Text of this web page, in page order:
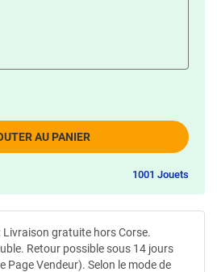
AU PANIER
1001 Jouets
Livraison gratuite hors Corse.
Retour possible sous 14 jours
Page Vendeur). Selon le mode de